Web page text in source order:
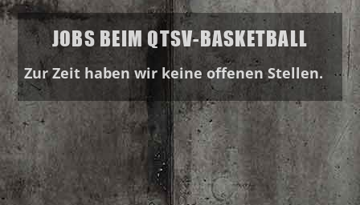
Academy
Mitmachen
Sponsoren
Verein
JOBS BEIM QTSV-BASKETBALL
Zur Zeit haben wir keine offenen Stellen.